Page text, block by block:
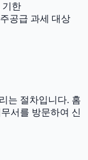
기한
공급 과세 대상
는 절차입니다. 홈
서를 방문하여 신